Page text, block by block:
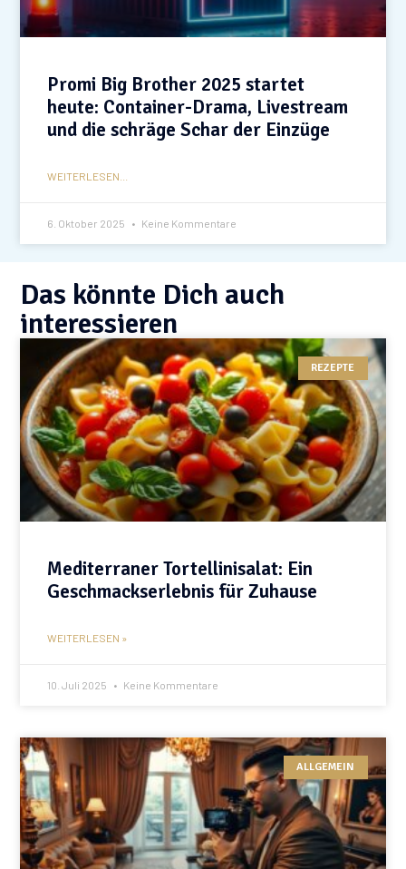
Promi Big Brother 2025 startet
heute: Container-Drama, Livestream
und die schräge Schar der Einzüge
WEITERLESEN...
6. Oktober 2025 Keine Kommentare
Das könnte Dich auch
interessieren
REZEPTE
Mediterraner Tortellinisalat: Ein
Geschmackserlebnis für Zuhause
WEITERLESEN »
10. Juli 2025 Keine Kommentare
ALLGEMEIN